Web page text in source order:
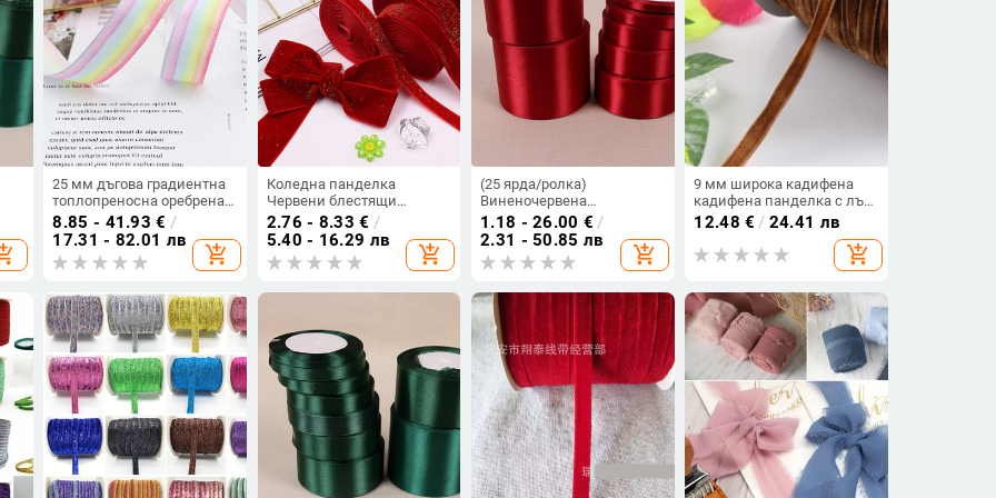
25 мм дъгова градиентна
топлопреносна оребрена
лента с щампа от
полиестерна лента, ръчно
изработена панделка за
глава
8.85 - 41.93 € /
17.31 - 82.01 лв
add_shopping_cart
Коледна панделка
Червени блестящи
новогодишни кадифени
панделки 5 ярда,
гирлянди, подаръци,
опаковка, венци, лъкове
2.76 - 8.33 € /
5.40 - 16.29 лв
add_shopping_cart
(25 ярда/ролка)
Виненочервена
еднолицева сатенена
панделка Опаковка на
едро за подаръци Коледно
новогодишно облекло
подарък
1.18 - 26.00 € /
2.31 - 50.85 лв
add_shopping_cart
9 мм широка кадифена
кадифена панделка с лък,
стичаща се врата,
ключицата, колие, лента
за шия, аксесоари за коса,
лента за ръбове на дрехи
12.48 € / 24.41 лв
add_shopping_cart